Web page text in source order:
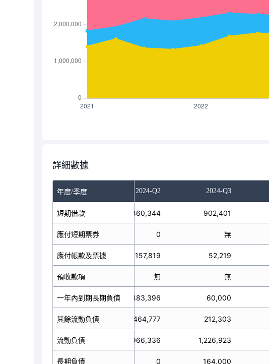
詳細數據
年度/季度
2024-Q1 2024-Q2 2024-Q3
短期借款
應付短期票券
應付帳款及票據
預收款項
一年內到期長期負債
其餘流動負債
流動負債
長期負債
1,006,153 860,344 902,401
0 0 無
93,120 157,819 52,219
無 無 無
497,916 483,396 60,000
233,771 464,777 212,303
1,830,960 1,966,336 1,226,923
0 164,000